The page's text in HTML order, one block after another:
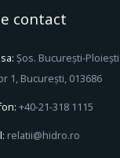
contact
Șos. București-Ploiești
1, București, 013686
+40-21-318 1115
relatii@hidro.ro